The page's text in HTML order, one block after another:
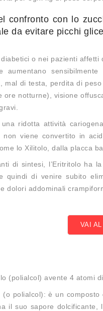
confronto con lo
da evitare picchi
o nei pazienti
aumentano
mal di testa, perdita di
ore notturne), visione
una ridotta attività
non viene convertito in
lo Xilitolo, dalla placca
di sintesi, l’Eritritolo ha
quindi di venire subito
dolori addominali
VAI
(polialcol) avente 4 atomi
(o polialcol): è un
il suo sapore